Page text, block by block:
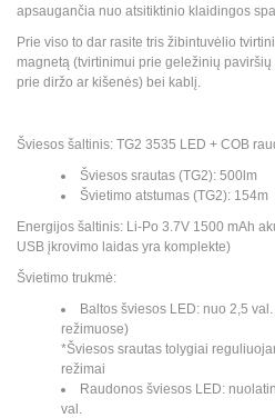
apsaugančia nuo atsitiktinio klaidingos
Prie viso to dar rasite tris žibintuvėlio
magnetą (tvirtinimui prie geležinių
prie diržo ar kišenės) bei kablį.
Šviesos šaltinis: TG2 3535 LED + COB
Šviesos srautas (TG2): 500lm
Švietimo atstumas (TG2): 154m
Energijos šaltinis: Li-Po 3.7V 1500 mAh
USB įkrovimo laidas yra komplekte)
Švietimo trukmė:
Baltos šviesos LED: nuo 2,5
režimuose)
*Šviesos srautas tolygiai
režimai
Raudonos šviesos LED:
val.